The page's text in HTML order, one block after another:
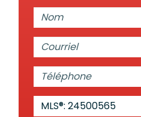
Nom:
Courriel:
Téléphone:
MLS®: 24500565